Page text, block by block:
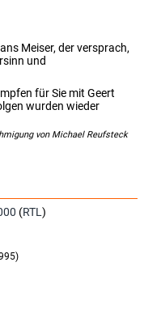
Meiser, der versprach,
und
für Sie mit Geert
wurden wieder
von Michael Reufsteck
(RTL )